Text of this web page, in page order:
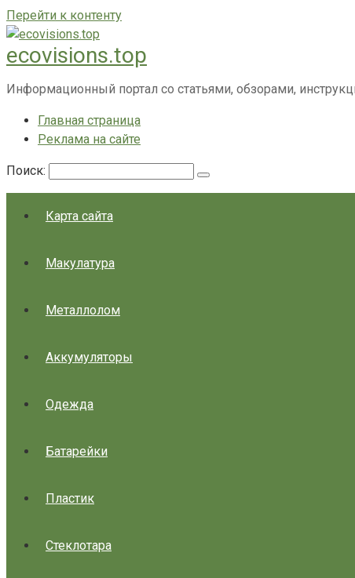
Перейти к контенту
ecovisions.top
Информационный портал со статьями, обзорами,
Главная страница
Реклама на сайте
Поиск:
Карта сайта
Макулатура
Металлолом
Аккумуляторы
Одежда
Батарейки
Пластик
Стеклотара